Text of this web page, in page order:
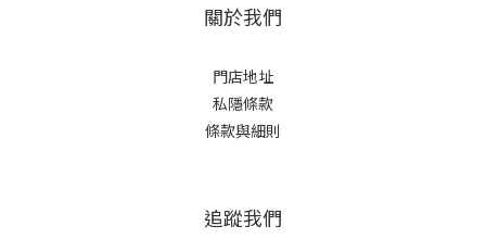
關於我們
門店地址
私隱條款
條款與細則
追蹤我們